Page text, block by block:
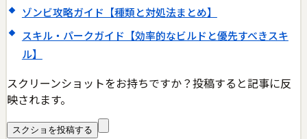
ゾンビ攻略ガイド【種類と対処法まとめ】
スキル・パークガイド【効率的なビルドと優先すべきスキ
ル】
スクリーンショットをお持ちですか？投稿すると記事に反
映されます。
スクショを投稿する